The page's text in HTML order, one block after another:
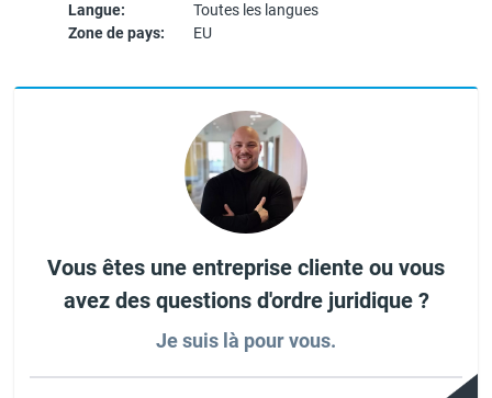
Langue:
Toutes les langues
Zone de pays:
EU
Vous êtes une entreprise cliente ou vous
avez des questions d'ordre juridique ?
Je suis là pour vous.